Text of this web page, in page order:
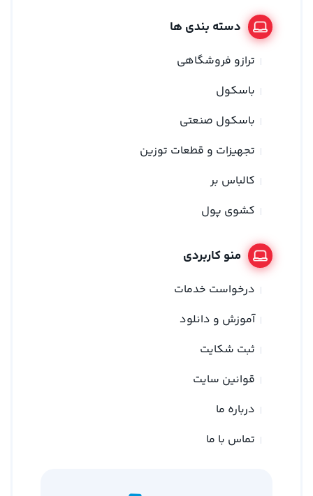
دسته بندی ها
ترازو فروشگاهی
باسکول
باسکول صنعتی
تجهیزات و قطعات توزین
کالباس بر
کشوی پول
منو کاربردی
درخواست خدمات
آموزش و دانلود
ثبت شکایت
قوانین سایت
درباره ما
تماس با ما